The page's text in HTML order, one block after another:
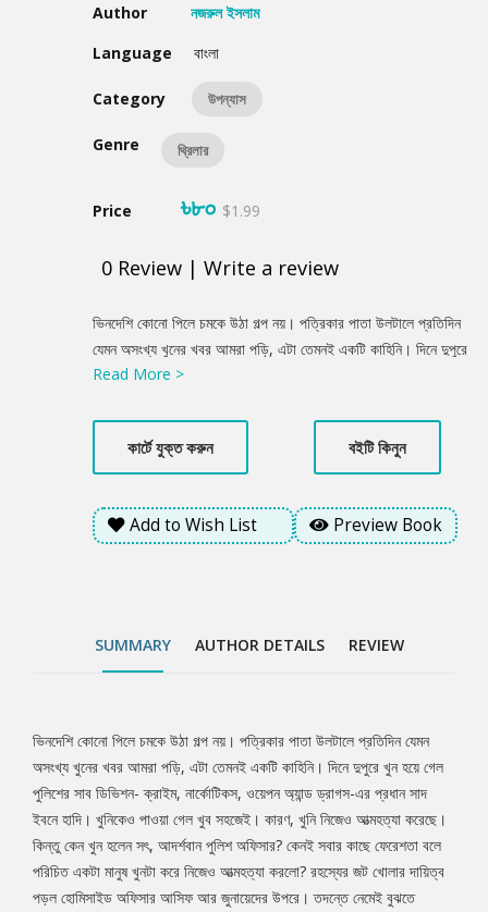
Author
নজরুল ইসলাম
Language
বাংলা
Category উপন্যাস
Genre থ্রিলার
Price ৳৮০ $1.99
0 Review | Write a review
Product
Summery
ভিনদেশি কোনো পিলে চমকে উঠা গল্প নয়। পত্রিকার পাতা উলটালে প্রতিদিন
যেমন অসংখ্য খুনের খবর আমরা পড়ি, এটা তেমনই একটি কাহিনি। দিনে দুপুরে
খুন হয়ে গেল পুলিশের সাব ডিভিশন- ক্রাইম, নার্কোটিকস, ওয়েপন অ্যান্ড
খুনি নিজেও আত্মহত্যা করেছে। কিন্তু কেন খুন হলেন সৎ, আদর্শবান পুলিশ
অফিসার? কেনই সবার কাছে ফেরেশতা বলে পরিচিত একটা মানুষ খুনটা করে
নিজেও আত্মহত্যা করলো? রহস্যের জট খোলার দায়িত্ব পড়ল হোমিসাইড
অফিসার আসিফ আর জুনায়েদের উপরে। তদন্তে নেমেই বুঝতে পারলো, হাতের
কাছেই আছে সম্ভাব্য খুনি। তবুও নিশ্চিত হতে পারছে না হোমিসাইড
ব্যুরো অফ ইনভেস্টিগেশন। কেসটা যে তাদেরও চাই। শুরু হলো দুই সংস্থার
জানতে হলে পাঠককে ডুবে যেতে হবে ‘একটি খুনের নেপথ্যে’।
Read More >
কার্টে যুক্ত করুন বইটি কিনুন
Add to Wish List Preview Book
SUMMARY AUTHOR DETAILS REVIEW
Tab
Article
ভিনদেশি কোনো পিলে চমকে উঠা গল্প নয়। পত্রিকার পাতা উলটালে প্রতিদিন যেমন
অসংখ্য খুনের খবর আমরা পড়ি, এটা তেমনই একটি কাহিনি। দিনে দুপুরে খুন হয়ে গেল
পুলিশের সাব ডিভিশন- ক্রাইম, নার্কোটিকস, ওয়েপন অ্যান্ড ড্রাগস-এর প্রধান সাদ
ইবনে হাদি। খুনিকেও পাওয়া গেল খুব সহজেই। কারণ, খুনি নিজেও আত্মহত্যা করেছে।
কিন্তু কেন খুন হলেন সৎ, আদর্শবান পুলিশ অফিসার? কেনই সবার কাছে ফেরেশতা বলে
পরিচিত একটা মানুষ খুনটা করে নিজেও আত্মহত্যা করলো? রহস্যের জট খোলার দায়িত্ব
পড়ল হোমিসাইড অফিসার আসিফ আর জুনায়েদের উপরে। তদন্তে নেমেই বুঝতে